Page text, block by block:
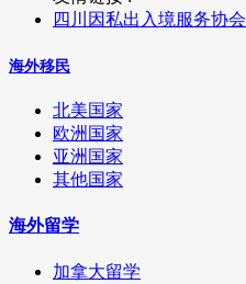
四川因私出入境服务协会
海外移民
北美国家
欧洲国家
亚洲国家
其他国家
海外留学
加拿大留学